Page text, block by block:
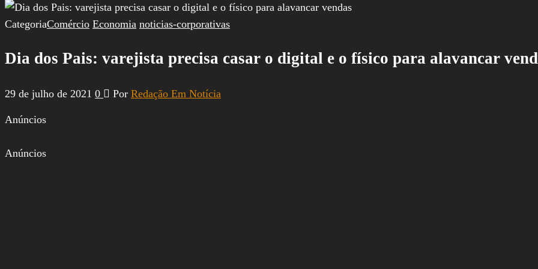
por:
CategoriaComércio Economia noticias-corporativas
Dia dos Pais: varejista precisa casar o digital e o físico para alavancar
29 de julho de 2021 0 Por Redação Em Notícia
Anúncios
Anúncios